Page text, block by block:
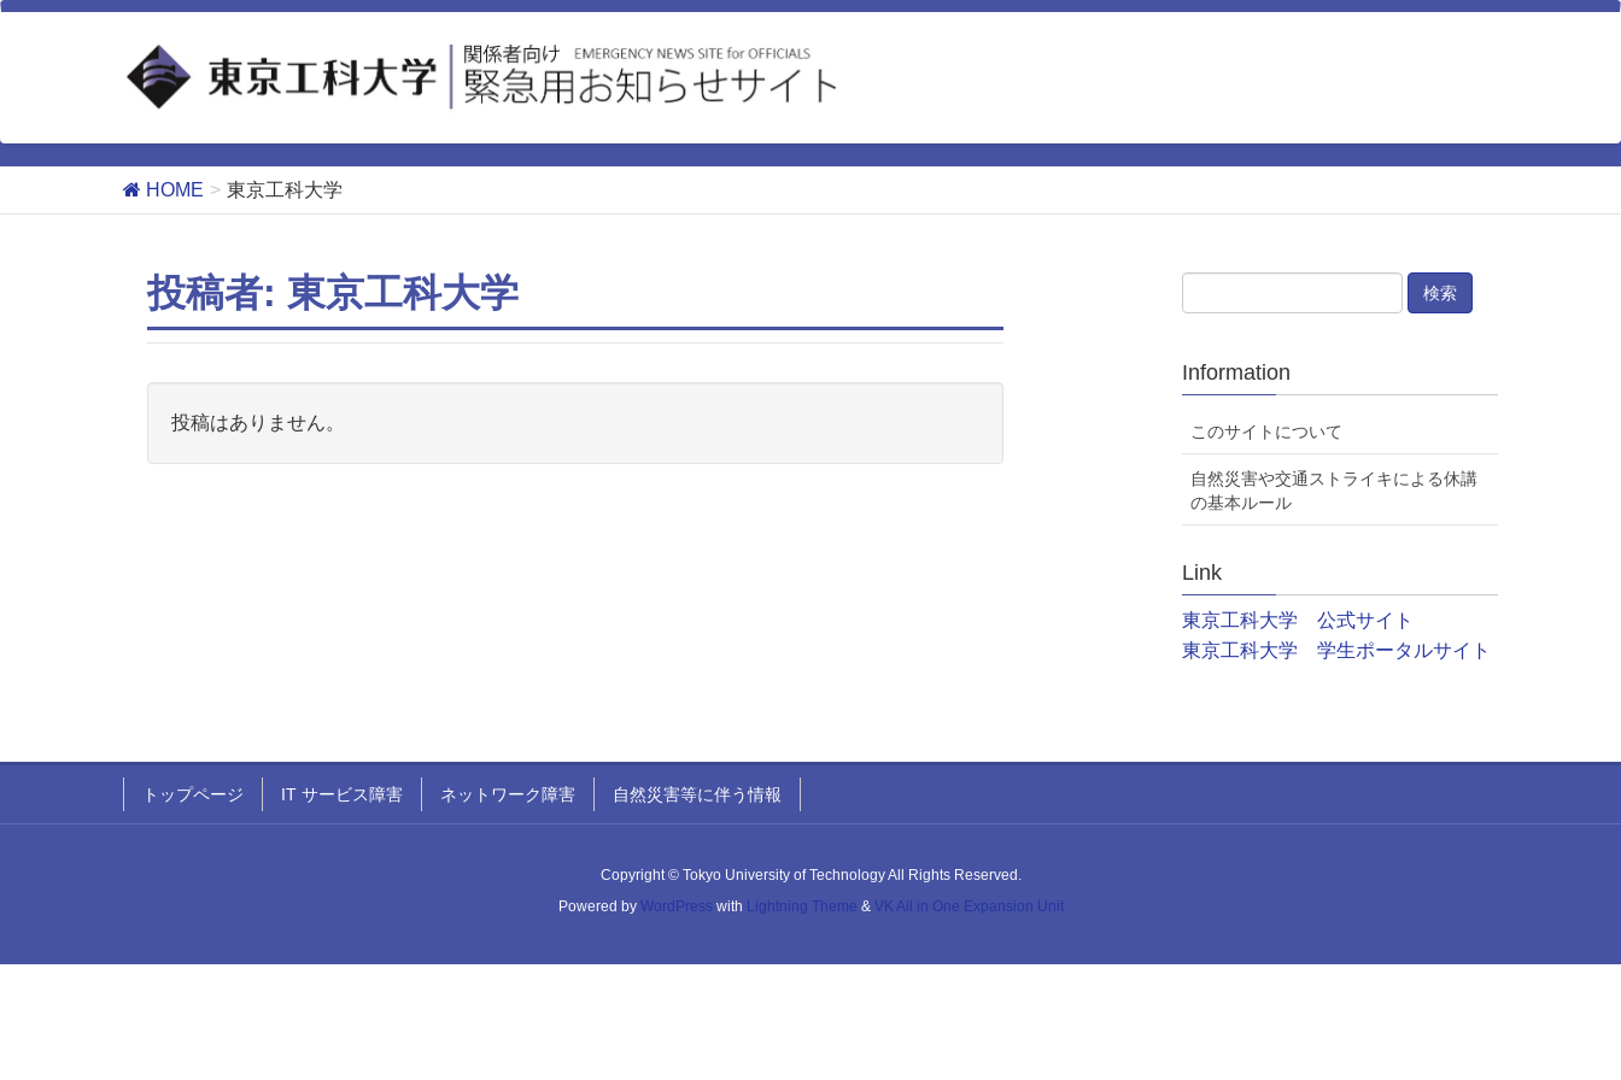
投稿者: 東京工科大学
HOME 東京工科大学
投稿者: 東京工科大学
投稿はありません。
Information
このサイトについて
自然災害や交通ストライキによる休講
の基本ルール
Link
東京工科大学 公式サイト
東京工科大学 学生ポータルサイト
トップページ IT サービス障害 ネットワーク障害 自然災害等に伴う情報
Copyright © Tokyo University of Technology All Rights Reserved.
Powered by WordPress with Lightning Theme & VK All in One Expansion Unit